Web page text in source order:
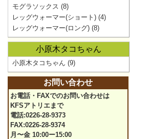
モグラソックス (8)
レッグウォーマー(ショート) (4)
レッグウォーマー(ロング) (8)
小原木タコちゃん
小原木タコちゃん (9)
お問い合わせ
お電話・FAXでのお問い合わせは
KFSアトリエまで
電話:0226-28-9373
FAX:0226-28-9374
月〜金 10:00ー15:00